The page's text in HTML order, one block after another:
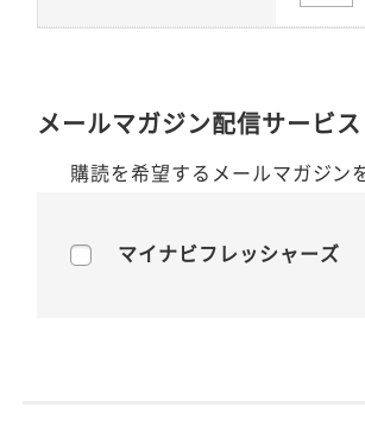
メールマガジン配信サービ
購読を希望するメールマガジン
マイナビフレッシャーズ